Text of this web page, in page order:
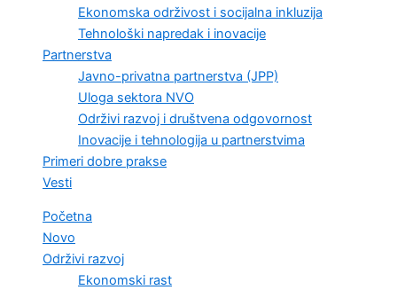
Ekonomska održivost i socijalna inkluzija
Tehnološki napredak i inovacije
Partnerstva
Javno-privatna partnerstva (JPP)
Uloga sektora NVO
Održivi razvoj i društvena odgovornost
Inovacije i tehnologija u partnerstvima
Primeri dobre prakse
Vesti
Početna
Novo
Održivi razvoj
Ekonomski rast